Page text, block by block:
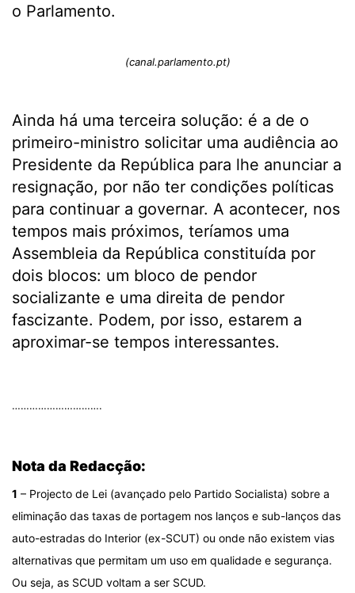
o Parlamento.
(canal.parlamento.pt)
Ainda há uma terceira solução: é a de o
primeiro-ministro solicitar uma audiência ao
Presidente da República para lhe anunciar a
resignação, por não ter condições políticas
para continuar a governar. A acontecer, nos
tempos mais próximos, teríamos uma
Assembleia da República constituída por
dois blocos: um bloco de pendor
socializante e uma direita de pendor
fascizante. Podem, por isso, estarem a
aproximar-se tempos interessantes.
………………………….
Nota da Redacção:
1 – Projecto de Lei (avançado pelo Partido Socialista) sobre a
eliminação das taxas de portagem nos lanços e sub-lanços das
auto-estradas do Interior (ex-SCUT) ou onde não existem vias
alternativas que permitam um uso em qualidade e segurança.
Ou seja, as SCUD voltam a ser SCUD.